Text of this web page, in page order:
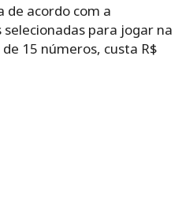
de acordo com a
para jogar na
15 números, custa R$